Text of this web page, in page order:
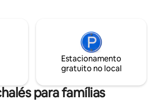
com floresta e natureza
do lado de fora e um
de estar ao ar livre banhado pelo
uma
Estacionamento
gratuito no local
para famílias